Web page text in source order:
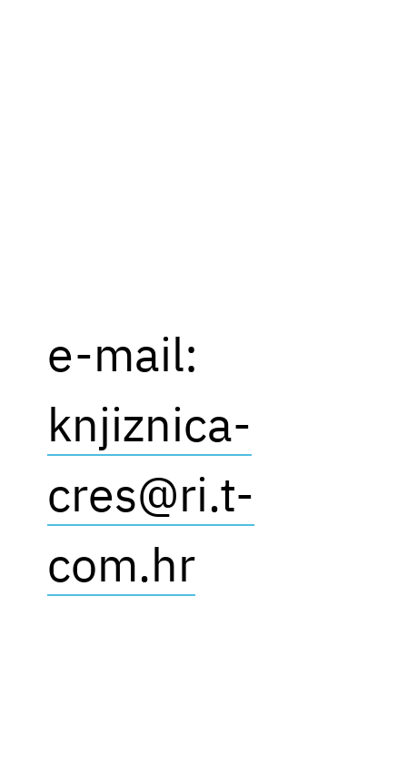
e-mail:
knjiznica-
cres@ri.t-
com.hr